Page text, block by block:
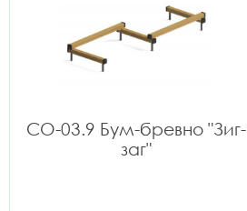
СО-03.9 Бум-бревно "Зиг-
заг"